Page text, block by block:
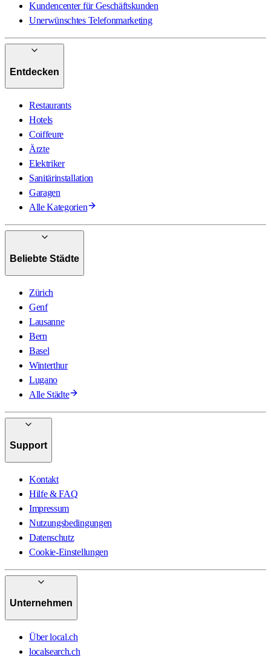
Kundencenter für Geschäftskunden
Unerwünschtes Telefonmarketing
Entdecken
Restaurants
Hotels
Coiffeure
Ärzte
Elektriker
Sanitärinstallation
Garagen
Alle Kategorien
Beliebte Städte
Zürich
Genf
Lausanne
Bern
Basel
Winterthur
Lugano
Alle Städte
Support
Kontakt
Hilfe & FAQ
Impressum
Nutzungsbedingungen
Datenschutz
Cookie-Einstellungen
Unternehmen
Über local.ch
localsearch.ch